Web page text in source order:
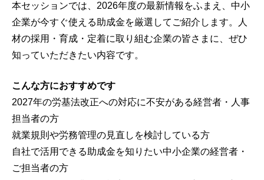
本セッションでは、2026年度の最新情報をふまえ、中小
企業が今すぐ使える助成金を厳選してご紹介します。人
材の採用・育成・定着に取り組む企業の皆さまに、ぜひ
知っていただきたい内容です。
こんな方におすすめです
2027年の労基法改正への対応に不安がある経営者・人事
担当者の方
就業規則や労務管理の見直しを検討している方
自社で活用できる助成金を知りたい中小企業の経営者・
ご担当者の方